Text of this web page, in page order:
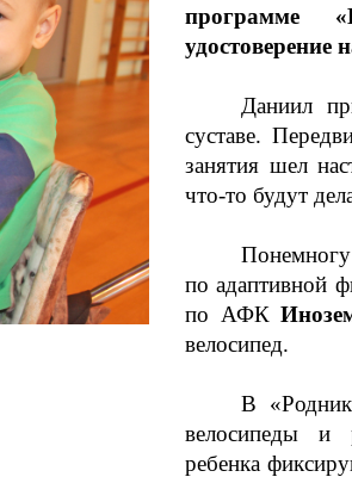
программе
удостоверение
Даниил
суставе.
занятия шел
что-то будут
Понемногу
по адаптивной
по АФК
велосипед.
В
велосипеды и
ребенка